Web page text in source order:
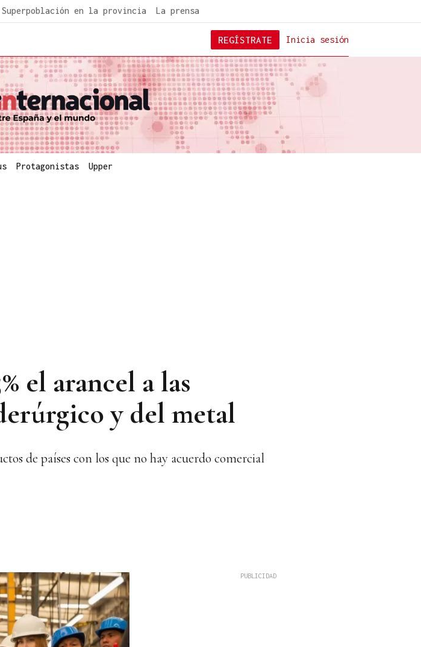
Superpoblación en la provincia La prensa
Inicia sesión
REGÍSTRATE
Protagonistas Upper
el arancel a las
y del metal
de países con los que no hay acuerdo comercial